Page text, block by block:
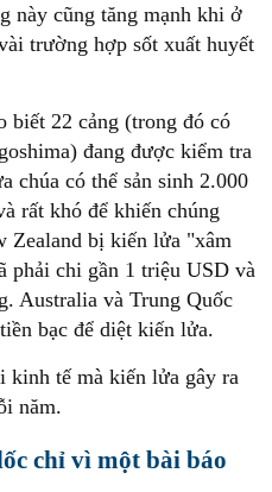
này cũng tăng mạnh khi ở
trường hợp sốt xuất huyết
22 cảng (trong đó có
đang được kiểm tra
chúa có thể sản sinh 2.000
rất khó để khiến chúng
Zealand bị kiến lửa "xâm
phải chi gần 1 triệu USD và
Australia và Trung Quốc
bạc để diệt kiến lửa.
tế mà kiến lửa gây ra
năm.
chỉ vì một bài báo